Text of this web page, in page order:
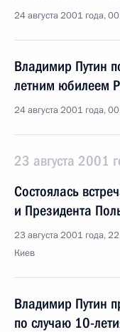
24 августа 2001 года,
Владимир Путин
летним юбилеем
24 августа 2001 года,
23 августа 2001
Состоялась
и Президента
23 августа 2001 года,
Киев
Владимир Путин
по случаю 10-